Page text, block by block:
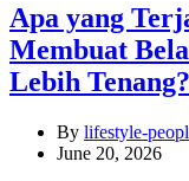
Apa yang
Membuat
Lebih Tenang?
By lifestyle-
June 20, 2026